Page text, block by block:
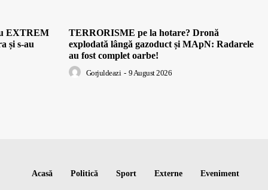
EXTREM
și s-au
TERRORISME pe la hotare? Dronă
explodată lângă gazoduct și MApN: Radarele
au fost complet oarbe!
Gorjuldeazi - 9 August 2026
Acasă Politică Sport Externe Eveniment